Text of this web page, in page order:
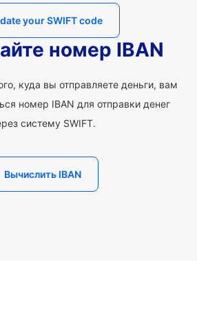
your SWIFT code
номер IBAN
куда вы отправляете деньги, вам
номер IBAN для отправки денег
систему SWIFT.
Вычислить IBAN